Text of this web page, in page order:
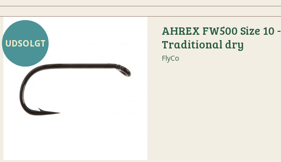
UDSOLGT
AHREX FW500 Size 10 -
Traditional dry
FlyCo